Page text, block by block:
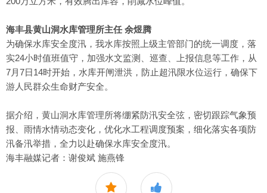
海丰县黄山洞水库管理所主任 余煜腾
为确保水库安全度汛，我水库按照上级主管部门的统一调度，落
实24小时值班值守，加强水文监测、巡查、上报信息等工作，从
7月7日14时开始，水库开闸泄洪，防止超汛限水位运行，确保下
游人民群众生命财产安全。
据介绍，黄山洞水库管理所将绷紧防汛安全弦，密切跟踪气象预
报、雨情水情动态变化，优化水工程调度预案，细化落实各项防
汛备汛举措，全力以赴确保水库安全度汛。
海丰融媒记者：谢俊斌 施燕锋